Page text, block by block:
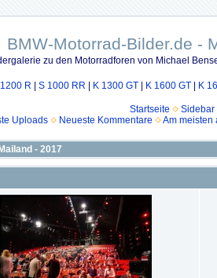
BMW-Motorrad-Bilder.de -
zu den Motorradforen von Michael
R S 1000 RR K 1300 GT K 1600 GT K
Startseite Sidebar
Uploads Neueste Kommentare Am meisten
- 2017